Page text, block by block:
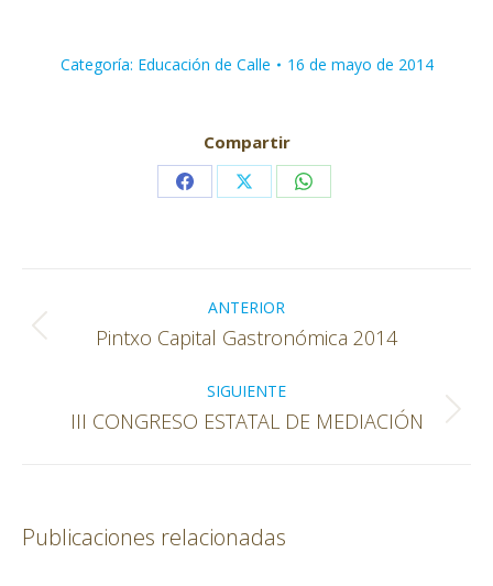
Categoría: Educación de Calle 16 de mayo de 2014
Compartir
Share Share Share
entre
publicaciones
ANTERIOR
Publicación
Pintxo Capital Gastronómica 2014
SIGUIENTE
Publicación
III CONGRESO ESTATAL DE MEDIACIÓN
Publicaciones relacionadas